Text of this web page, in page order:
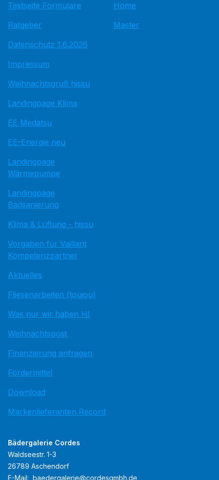
Testseite Formulare
Ratgeber
Datenschutz 1.6.2026
Impressum
Weihnachtsgruß hissu
Landingpage Klima
EE Medatsu
EE-Energie neu
Landingpage
Wärmepumpe
Landingpage
Badsanierung
Klima & Lüftung - hissu
Vorgaben für Vaillant
Kompetenzpartner
Aktuelles
Fliesenarbeiten (toujou)
Was nur wir haben HI
Weihnachtspost
Finanzierung anfragen
Fördermittel
Download
Markenlieferanten Record
Home
Master
Bädergalerie Cordes
Waldseestr. 1-3
26789 Aschendorf
E-Mail: baedergalerie@cordesgmbh.de